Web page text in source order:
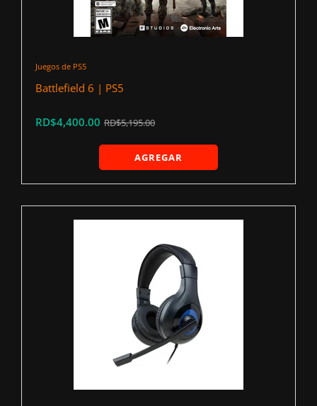
Juegos de PS5
Battlefield 6 | PS5
RD$4,400.00 RD$5,195.00
AGREGAR